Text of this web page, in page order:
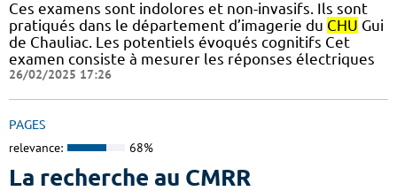
Ces examens sont indolores et non-invasifs. Ils sont
pratiqués dans le département d’imagerie du CHU Gui
de Chauliac. Les potentiels évoqués cognitifs Cet
examen consiste à mesurer les réponses électriques
26/02/2025 17:26
PAGES
relevance: 68%
La recherche au CMRR